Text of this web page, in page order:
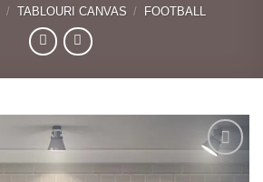
/ TABLOURI CANVAS / FOOTBALL